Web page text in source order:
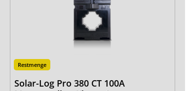
Restmenge
Solar-Log Pro 380 CT 100A